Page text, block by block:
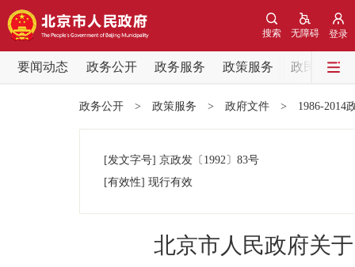
登录
无障碍
搜索
要闻动态 政务公开 政务服务 政策服务
政民互动
党中央精神
政务公开 > 政策服务 > 政府文件 > 1986-2014
[发文字号] 京政发 〔1992〕 83号
[有效性] 现行有效
北京市人民政府关